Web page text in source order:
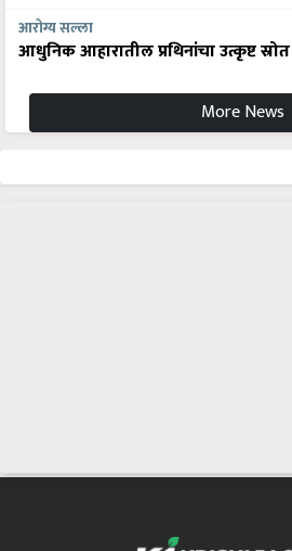
आरोग्य सल्ला
आधुनिक आहारातील प्रथिनांचा उत्कृष्ट
More News